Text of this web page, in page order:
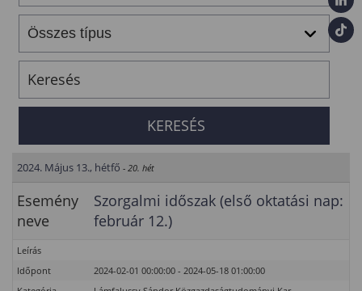
2024. Május 13., hétfő - 20. hét
Esemény
neve
Szorgalmi időszak (első oktatási nap:
február 12.)
Leírás
Időpont
2024-02-01 00:00:00 - 2024-05-18 01:00:00